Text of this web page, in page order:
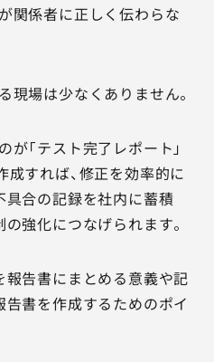
合わせ専用番号
は 03-5333-1246
関係者に正しく伝わらな
現場は少なくありません。
「テスト完了レポート」
すれば、修正を効率的に
具合の記録を社内に蓄積
強化につなげられます。
報告書にまとめる意義や記
告書を作成するためのポイ